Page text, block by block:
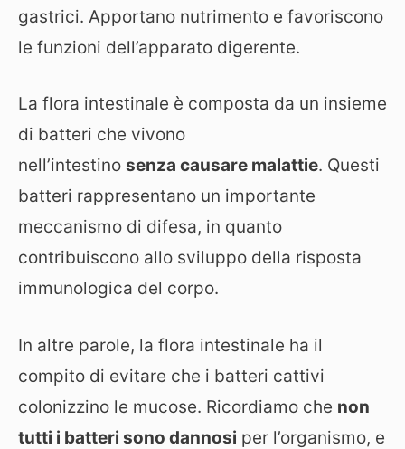
gastrici. Apportano nutrimento e favoriscono
le funzioni dell’apparato digerente.
La flora intestinale è composta da un insieme
di batteri che vivono
nell’intestino senza causare malattie. Questi
batteri rappresentano un importante
meccanismo di difesa, in quanto
contribuiscono allo sviluppo della risposta
immunologica del corpo.
In altre parole, la flora intestinale ha il
compito di evitare che i batteri cattivi
colonizzino le mucose. Ricordiamo che non
tutti i batteri sono dannosi per l’organismo, e